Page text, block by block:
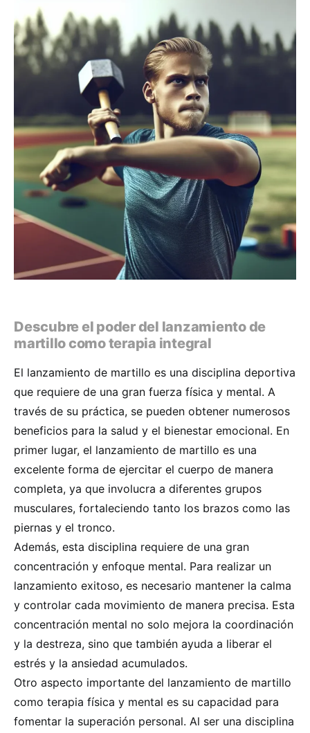
Descubre el poder del lanzamiento de
martillo como terapia integral
El lanzamiento de martillo es una disciplina deportiva
que requiere de una gran fuerza física y mental. A
través de su práctica, se pueden obtener numerosos
beneficios para la salud y el bienestar emocional. En
primer lugar, el lanzamiento de martillo es una
excelente forma de ejercitar el cuerpo de manera
completa, ya que involucra a diferentes grupos
musculares, fortaleciendo tanto los brazos como las
piernas y el tronco.
Además, esta disciplina requiere de una gran
concentración y enfoque mental. Para realizar un
lanzamiento exitoso, es necesario mantener la calma
y controlar cada movimiento de manera precisa. Esta
concentración mental no solo mejora la coordinación
y la destreza, sino que también ayuda a liberar el
estrés y la ansiedad acumulados.
Otro aspecto importante del lanzamiento de martillo
como terapia física y mental es su capacidad para
fomentar la superación personal. Al ser una disciplina